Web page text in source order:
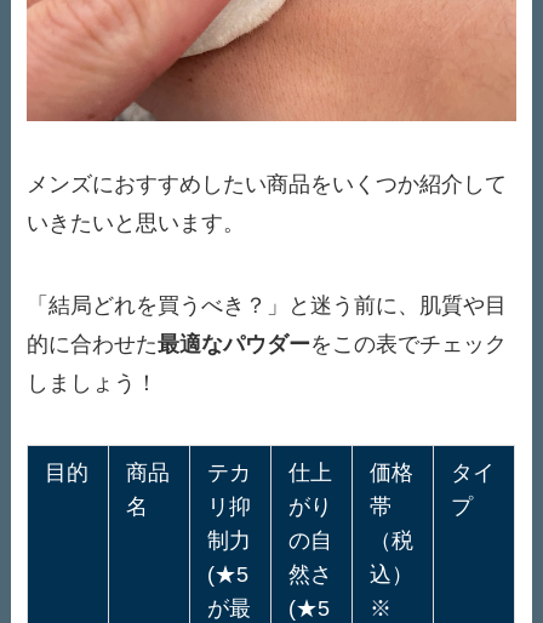
メンズにおすすめしたい商品をいくつか紹介して
いきたいと思います。
「結局どれを買うべき？」と迷う前に、肌質や目
的に合わせた最適なパウダーをこの表でチェック
しましょう！
目的
商品
名
テカ
リ抑
制力
(★5
が最
仕上
がり
の自
然さ
(★5
価格
帯
（税
込）
※
タイ
プ